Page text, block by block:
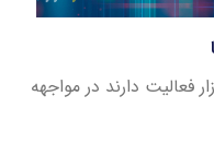
فعالیت دارند در مواجهه